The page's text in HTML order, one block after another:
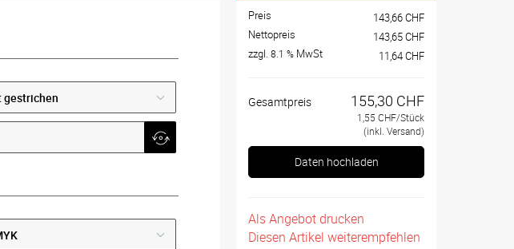
Preis
143,66 CHF
Nettopreis
143,65 CHF
zzgl. 8.1 % MwSt 11,64 CHF
Gesamtpreis 155,30 CHF
1,55 CHF/Stück
(inkl. Versand)
Daten hochladen
Als Angebot drucken
Diesen Artikel weiterempfehlen